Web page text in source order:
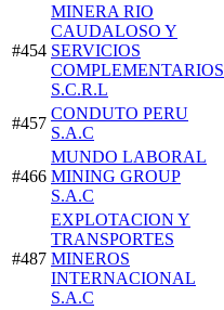
#454
MINERA RIO
CAUDALOSO Y
SERVICIOS
COMPLEMENTARIOS
S.C.R.L
#457
CONDUTO PERU
S.A.C
#466
MUNDO LABORAL
MINING GROUP
S.A.C
#487
EXPLOTACION Y
TRANSPORTES
MINEROS
INTERNACIONAL
S.A.C